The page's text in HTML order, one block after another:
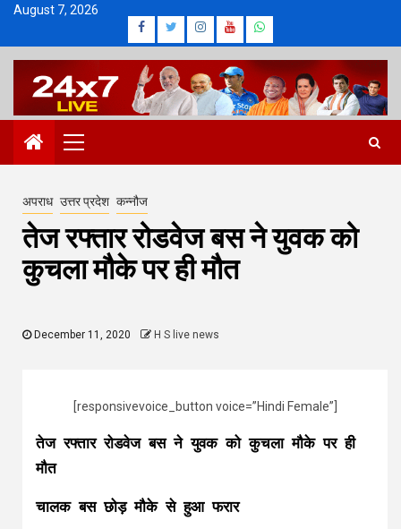
Skip
content
August 7, 2026
Facebook
Twitter
Instagram
Youtube
Whatsapp
Primary
Menu
अपराध उत्तर प्रदेश कन्नौज
तेज रफ्तार रोडवेज बस ने युवक को
कुचला मौके पर ही मौत
December 11, 2020 H S live news
[responsivevoice_button voice=”Hindi Female”]
तेज रफ्तार रोडवेज बस ने युवक को कुचला मौके पर ही
मौत
चालक बस छोड़ मौके से हुआ फरार